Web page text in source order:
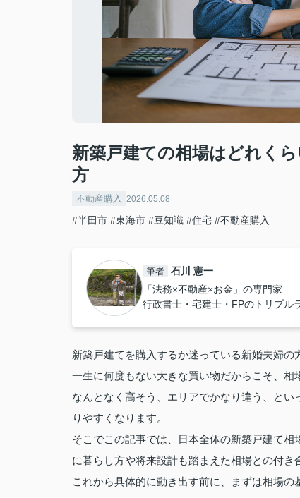
新築戸建ての相場はどれく
方
不動産購入 2026.05.08
#半田市 #東海市 #豆知識 #住宅 #不動産購入
筆者 石川 憲一
「法務×不動産×お金」の専門家
行政書士・宅建士・FPのトリプル
新築戸建てを購入するか迷っている新婚夫婦の
一生に何度もない大きな買い物だからこそ、相
なんとなく高そう、エリアでかなり違う、と
りやすくなります。
そこでこの記事では、日本全体の新築戸建て
に暮らし方や将来設計も踏まえた相場との付き
これから具体的に動き出す前に、まずは相場の